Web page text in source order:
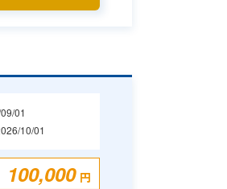
01
10/01
100,000 円